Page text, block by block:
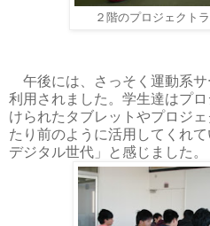
２階のプロジェクト
午後には、さっそく運動系サ
利用されました。学生達はプ
けられたタブレットやプロジ
たり前のように活用してくれ
デジタル世代」と感じました。